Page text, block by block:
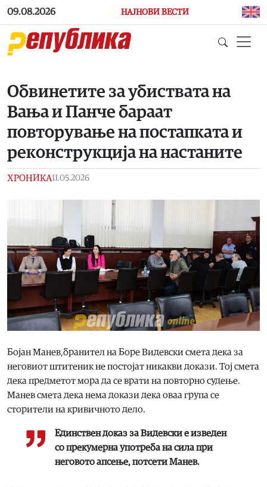
Skip to main content
09.08.2026 НАЈНОВИ ВЕСТИ
Обвинетите за убиствата на
Вања и Панче бараат
повторување на постапката и
реконструкција на настаните
ХРОНИКА11.05.2026
Бојан Манев,бранител на Боре Видевски смета дека за
неговиот штитеник не постојат никакви докази. Тој смета
дека предметот мора да се врати на повторно судење.
Манев смета дека нема докази дека оваа група се
сторители на кривичното дело.
Единствен доказ за Видевски е изведен
со прекумерна употреба на сила при
неговото апсење, потсети Манев.